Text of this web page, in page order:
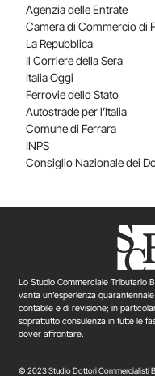
Agenzia delle Entrate
Camera di Commercio di
La Repubblica
Il Corriere della Sera
Italia Oggi
Ferrovie dello Stato
Autostrade per l’Italia
Comune di Ferrara
INPS
Consiglio Nazionale dei
Lo Studio Commerciale Tributario
vanta un’esperienza
contabile e di revisione; in
soprattutto consulenza in tutte le
dover affrontare.
© 2023 Studio Dottori Commercialisti